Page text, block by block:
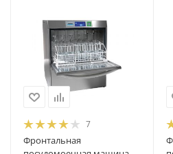
7
Фронтальная